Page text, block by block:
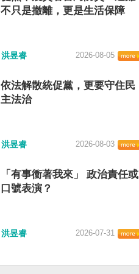
不只是撤離，更是生活保障
洪昱睿 2026-08-05
依法解散統促黨，更要守住民
主法治
洪昱睿 2026-08-03
「有事衝著我來」 政治責任或
口號表演？
洪昱睿 2026-07-31